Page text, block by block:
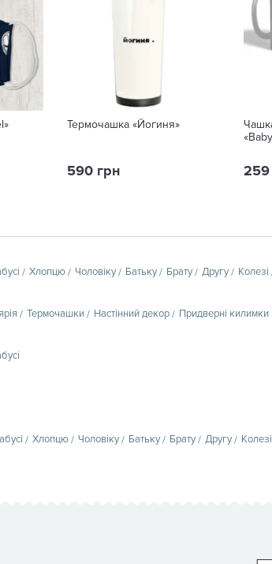
Термочашка «Йогиня»
590 грн 259
Хлопцю Чоловіку Батьку Брату Другу Колезі
Термочашки Настінний декор Придверні килимки
Хлопцю Чоловіку Батьку Брату Другу Колезі